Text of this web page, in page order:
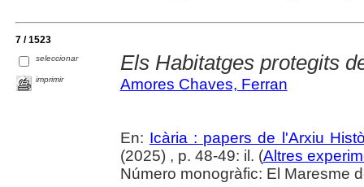
7 / 1523
seleccionar
imprimir
Els Habitatges protegits
Amores Chaves, Ferran
En: Icària : papers de l'Arxiu
(2025) , p. 48-49: il. (Altres
Número monogràfic: El Maresme